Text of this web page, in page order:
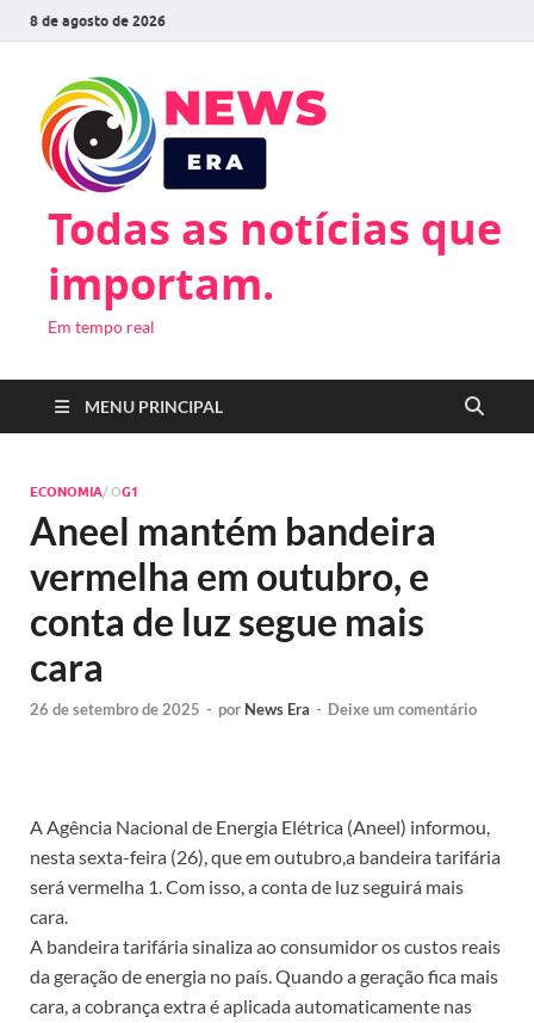
8 de agosto de 2026
Todas as notícias que
importam.
Em tempo real
MENU PRINCIPAL
ECONOMIA/ OG1
Aneel mantém bandeira
vermelha em outubro, e
conta de luz segue mais
cara
26 de setembro de 2025 - por News Era - Deixe um comentário
A Agência Nacional de Energia Elétrica (Aneel) informou,
nesta sexta-feira (26), que em outubro,a bandeira tarifária
será vermelha 1. Com isso, a conta de luz seguirá mais
cara.
A bandeira tarifária sinaliza ao consumidor os custos reais
da geração de energia no país. Quando a geração fica mais
cara, a cobrança extra é aplicada automaticamente nas